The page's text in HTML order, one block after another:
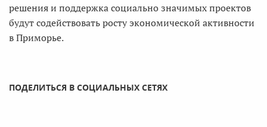
решения и поддержка социально значимых проектов
будут содействовать росту экономической активности
в Приморье.
ПОДЕЛИТЬСЯ В СОЦИАЛЬНЫХ СЕТЯХ